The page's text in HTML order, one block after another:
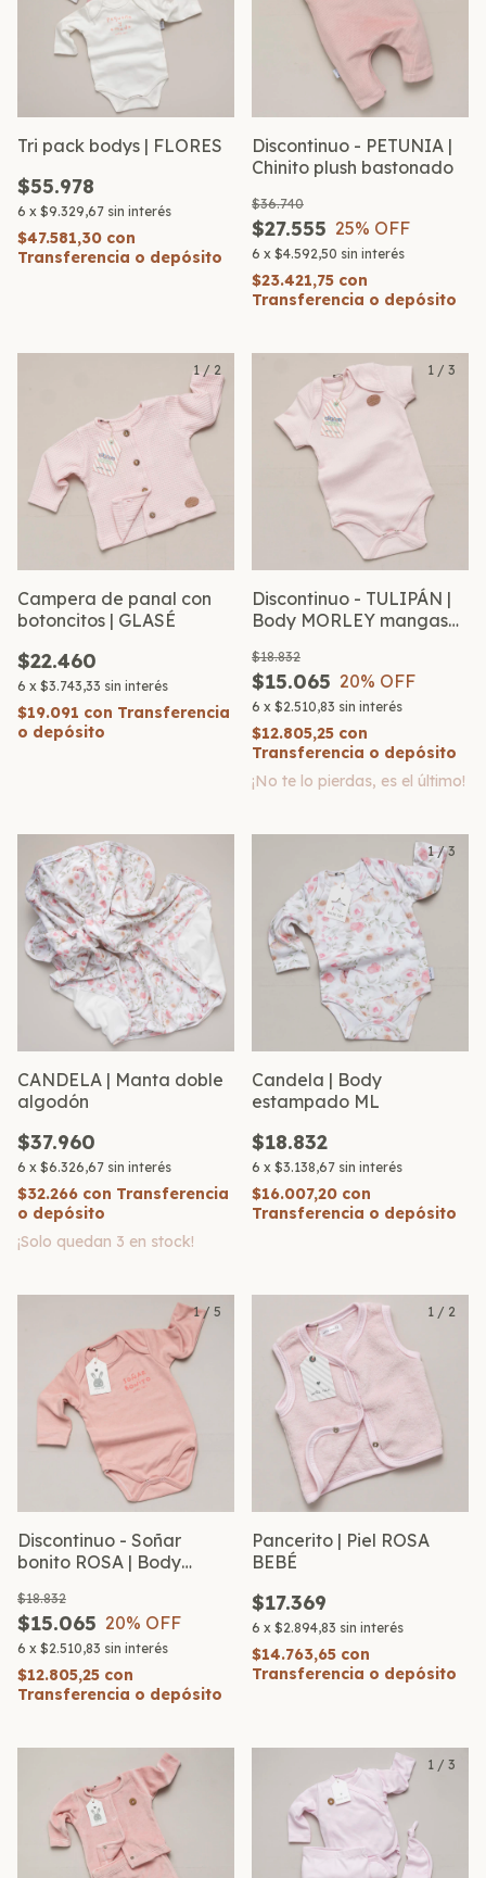
Tri pack bodys | FLORES
$55.978
6 x $9.329,67 sin interés
$47.581,30 con
Transferencia o depósito
Discontinuo - PETUNIA |
Chinito plush bastonado
$27.555
$36.740
25% OFF
6 x $4.592,50 sin interés
$23.421,75 con
Transferencia o depósito
1/ 2
Campera de panal con
botoncitos | GLASÉ
$22.460
6 x $3.743,33 sin interés
$19.091 con Transferencia
o depósito
1 / 3
Discontinuo - TULIPÁN |
Body MORLEY mangas
$15.065
$18.832
20% OFF
6 x $2.510,83 sin interés
$12.805,25 con
Transferencia o depósito
¡No te lo pierdas, es el último!
CANDELA | Manta doble
algodón
$37.960
6 x $6.326,67 sin interés
$32.266 con Transferencia
o depósito
¡Solo quedan 3 en stock!
1/3
Candela | Body
estampado ML
$18.832
6 x $3.138,67 sin interés
$16.007,20 con
Transferencia o depósito
1/ 5
Discontinuo - Soñar
bonito ROSA | Body
$15.065
$18.832
20% OFF
6 x $2.510,83 sin interés
$12.805,25 con
Transferencia o depósito
1 / 2
Pancerito | Piel ROSA
BEBÉ
$17.369
6 x $2.894,83 sin interés
$14.763,65 con
Transferencia o depósito
1 / 3